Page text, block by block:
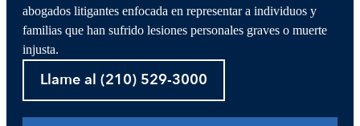
abogados litigantes enfocada en representar a individuos y
familias que han sufrido lesiones personales graves o muerte
injusta.
Llame al (210) 529-3000